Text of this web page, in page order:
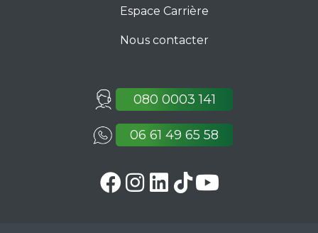
Espace Carrière
Nous contacter
080 0003 141
06 61 49 65 58